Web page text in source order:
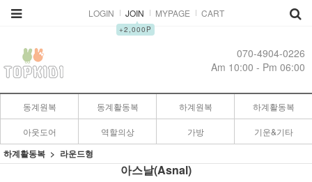
LOGIN JOIN
▲
+2,000P
MYPAGE CART
070-4904-0226
Am 10:00 - Pm 06:00
동계원복 동계활동복 하계원복 하계활동복
아웃도어 역할의상 가방 기운&기타
하계활동복 라운드형
아스날(Asnal)